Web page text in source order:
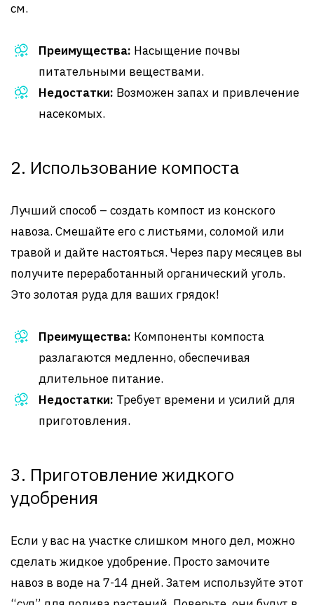
см.
Преимущества: Насыщение почвы
питательными веществами.
Недостатки: Возможен запах и привлечение
насекомых.
2. Использование компоста
Лучший способ – создать компост из конского
навоза. Смешайте его с листьями, соломой или
травой и дайте настояться. Через пару месяцев вы
получите переработанный органический уголь.
Это золотая руда для ваших грядок!
Преимущества: Компоненты компоста
разлагаются медленно, обеспечивая
длительное питание.
Недостатки: Требует времени и усилий для
приготовления.
3. Приготовление жидкого
удобрения
Если у вас на участке слишком много дел, можно
сделать жидкое удобрение. Просто замочите
навоз в воде на 7-14 дней. Затем используйте этот